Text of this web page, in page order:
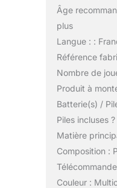
Âge
plus
Langue : :
Référence
Nombre de
Produit à
Batterie(s) /
Piles incluses
Matière
Composition :
Couleur :